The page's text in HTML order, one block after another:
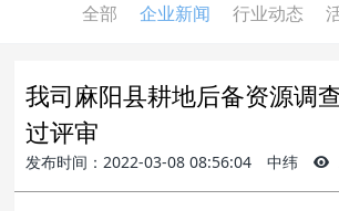
全部 企业新闻 行业动态
我司麻阳县耕地后备资源调
过评审
发布时间：2022-03-08 08:56:04 中纬